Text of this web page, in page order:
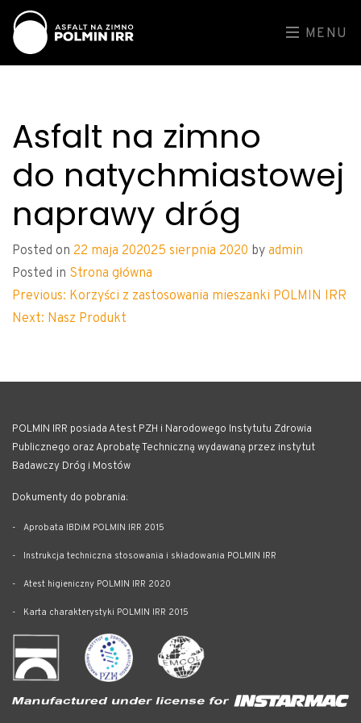
MENU
Asfalt na zimno
do natychmiastowej
naprawy dróg
Posted on 22 maja 202025 sierpnia 2020 by admin
Posted in Strona główna
Nawigacja
wpisu
Previous: Korzyści z zastosowania mieszanki POLMIN IRR
Next: Nasz Produkt
POLMIN IRR posiada Atest PZH i Narodowego Instytutu Zdrowia
Publicznego oraz Aprobatę Techniczną wydawaną przez instytut
Badawczy Dróg i Mostów
Dokumenty do pobrania:
Aprobata IBDiM POLMIN IRR 2015
Instrukcja techniczna stosowania i składowania POLMIN IRR
Atest higieniczny POLMIN IRR 2020
Karta charakterystyki POLMIN IRR 2015